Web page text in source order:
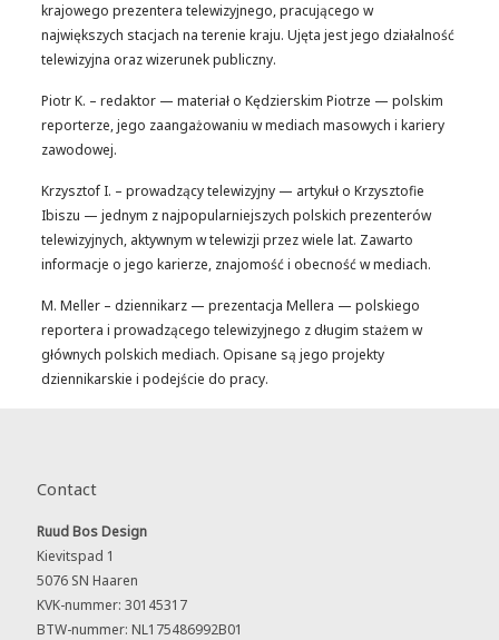
krajowego prezentera telewizyjnego, pracującego w
największych stacjach na terenie kraju. Ujęta jest jego działalność
telewizyjna oraz wizerunek publiczny.
Piotr K. – redaktor — materiał o Kędzierskim Piotrze — polskim
reporterze, jego zaangażowaniu w mediach masowych i kariery
zawodowej.
Krzysztof I. – prowadzący telewizyjny — artykuł o Krzysztofie
Ibiszu — jednym z najpopularniejszych polskich prezenterów
telewizyjnych, aktywnym w telewizji przez wiele lat. Zawarto
informacje o jego karierze, znajomość i obecność w mediach.
M. Meller – dziennikarz — prezentacja Mellera — polskiego
reportera i prowadzącego telewizyjnego z długim stażem w
głównych polskich mediach. Opisane są jego projekty
dziennikarskie i podejście do pracy.
Contact
Ruud Bos Design
Kievitspad 1
5076 SN Haaren
KVK-nummer: 30145317
BTW-nummer: NL175486992B01